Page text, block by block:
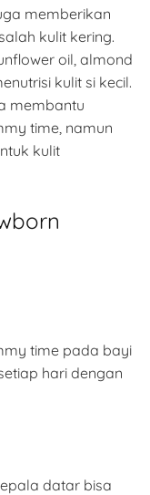
memberikan
kulit kering.
oil, almond
kulit si kecil.
membantu
time, namun
kulit
time pada bayi
hari dengan
datar bisa